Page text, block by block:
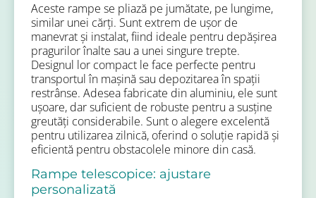
Aceste rampe se pliază pe jumătate, pe lungime,
similar unei cărți. Sunt extrem de ușor de
manevrat și instalat, fiind ideale pentru depășirea
pragurilor înalte sau a unei singure trepte.
Designul lor compact le face perfecte pentru
transportul în mașină sau depozitarea în spații
restrânse. Adesea fabricate din aluminiu, ele sunt
ușoare, dar suficient de robuste pentru a susține
greutăți considerabile. Sunt o alegere excelentă
pentru utilizarea zilnică, oferind o soluție rapidă și
eficientă pentru obstacolele minore din casă.
Rampe telescopice: ajustare
personalizată